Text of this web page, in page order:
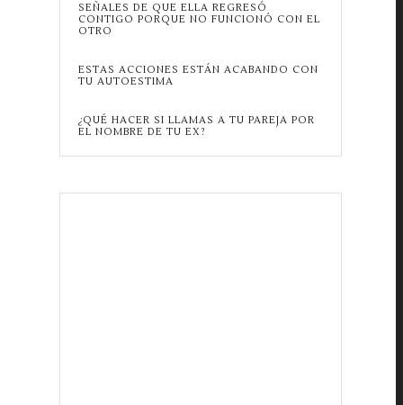
SEÑALES DE QUE ELLA REGRESÓ
CONTIGO PORQUE NO FUNCIONÓ CON EL
OTRO
ESTAS ACCIONES ESTÁN ACABANDO CON
TU AUTOESTIMA
¿QUÉ HACER SI LLAMAS A TU PAREJA POR
EL NOMBRE DE TU EX?